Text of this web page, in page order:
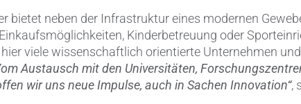
bietet neben der Infrastruktur eines modernen
Kinderbetreuung oder
viele wissenschaftlich orientierte Unternehmen
Austausch mit den Universitäten,
wir uns neue Impulse, auch in Sachen Innovation“,